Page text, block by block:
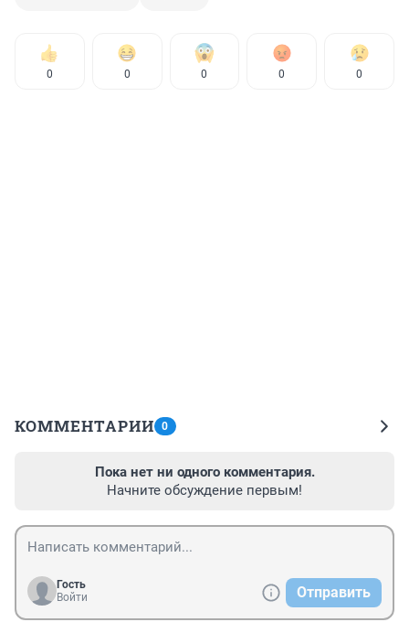
0 0 0 0 0
КОММЕНТАРИИ 0
Пока нет ни одного комментария.
Начните обсуждение первым!
Гость
Войти
Отправить